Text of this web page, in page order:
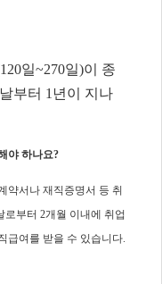
일~270일)이 종
부터 1 년이 지나
야 하나요?
약서나 재직증명서 등 취
로부터 2개월 이내에 취업
급여를 받을 수 있습니다.